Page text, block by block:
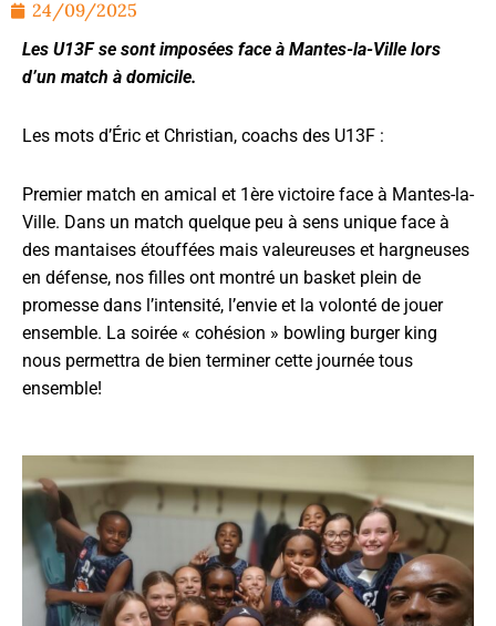
24/09/2025
Les U13F se sont imposées face à Mantes-la-Ville lors
d’un match à domicile.
Les mots d’Éric et Christian, coachs des U13F :
Premier match en amical et 1ère victoire face à Mantes-la-
Ville. Dans un match quelque peu à sens unique face à
des mantaises étouffées mais valeureuses et hargneuses
en défense, nos filles ont montré un basket plein de
promesse dans l’intensité, l’envie et la volonté de jouer
ensemble. La soirée « cohésion » bowling burger king
nous permettra de bien terminer cette journée tous
ensemble!